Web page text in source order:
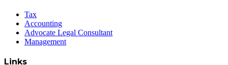
Tax
Accounting
Advocate Legal Consultant
Management
Links